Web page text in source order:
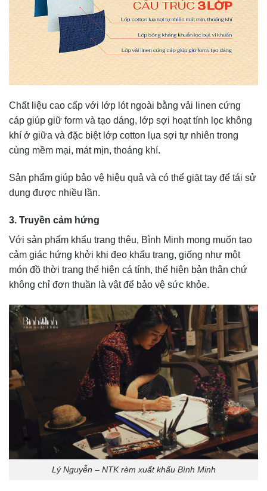
Chất liệu cao cấp với lớp lót ngoài bằng vải linen cứng
cáp giúp giữ form và tạo dáng, lớp sợi hoạt tính lọc không
khí ở giữa và đặc biệt lớp cotton lụa sợi tự nhiên trong
cùng mềm mại, mát mịn, thoáng khí.
Sản phẩm giúp bảo vệ hiệu quả và có thể giặt tay để tái sử
dụng được nhiều lần.
3. Truyền cảm hứng
Với sản phẩm khẩu trang thêu, Bình Minh mong muốn tạo
cảm giác hứng khởi khi đeo khẩu trang, giống như một
món đồ thời trang thể hiện cá tính, thể hiện bản thân chứ
không chỉ đơn thuần là vật để bảo vệ sức khỏe.
Lý Nguyễn – NTK rèm xuất khẩu Bình Minh